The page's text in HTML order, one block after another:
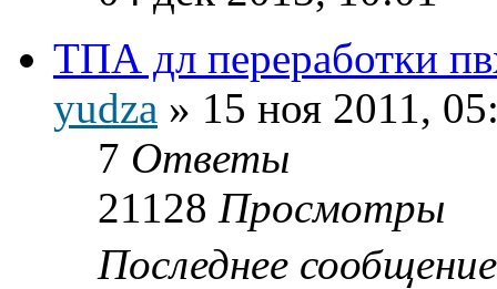
ТПА дл переработки
yudza » 15 ноя 2011,
7 Ответы
21128 Просмотры
Последнее